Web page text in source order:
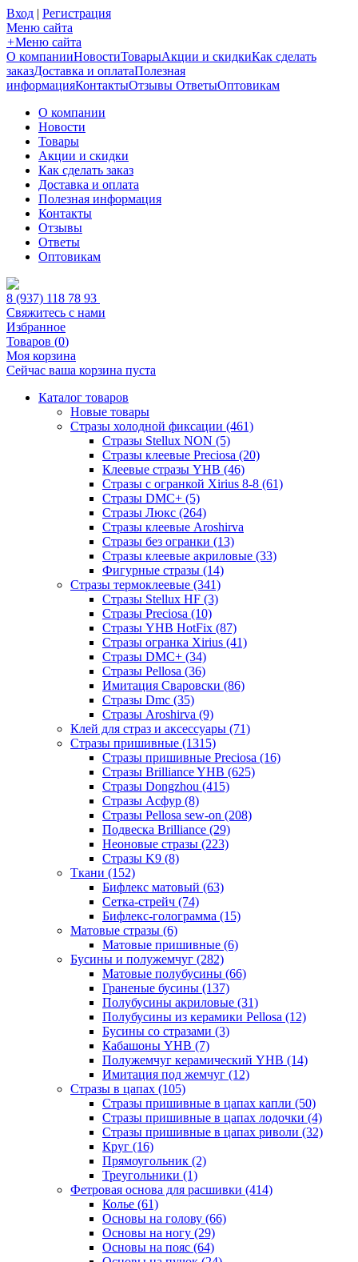
Вход | Регистрация
Меню сайта
+Меню сайта
О компанииНовостиТоварыАкции и скидкиКак сделать
заказДоставка и оплатаПолезная
информацияКонтактыОтзывы ОтветыОптовикам
О компании
Новости
Товары
Акции и скидки
Как сделать заказ
Доставка и оплата
Полезная информация
Контакты
Отзывы
Ответы
Оптовикам
8 (937) 118 78 93
Свяжитесь с нами
Избранное
Товаров (0)
Моя корзина
Сейчас ваша корзина пуста
Каталог товаров
Новые товары
Стразы холодной фиксации (461)
Стразы Stellux NON (5)
Стразы клеевые Preciosa (20)
Клеевые стразы YHB (46)
Стразы с огранкой Xirius 8-8 (61)
Стразы DMC+ (5)
Стразы Люкс (264)
Стразы клеевые Aroshirva
Стразы без огранки (13)
Стразы клеевые акриловые (33)
Фигурные стразы (14)
Стразы термоклеевые (341)
Стразы Stellux HF (3)
Стразы Preciosa (10)
Стразы YHB HotFix (87)
Стразы огранка Xirius (41)
Стразы DMC+ (34)
Стразы Pellosa (36)
Имитация Сваровски (86)
Стразы Dmc (35)
Стразы Aroshirva (9)
Клей для страз и аксессуары (71)
Стразы пришивные (1315)
Стразы пришивные Preciosa (16)
Стразы Brilliance YHB (625)
Стразы Dongzhou (415)
Стразы Асфур (8)
Стразы Pellosa sew-on (208)
Подвеска Brilliance (29)
Неоновые стразы (223)
Стразы K9 (8)
Ткани (152)
Бифлекс матовый (63)
Сетка-стрейч (74)
Бифлекс-голограмма (15)
Матовые стразы (6)
Матовые пришивные (6)
Бусины и полужемчуг (282)
Матовые полубусины (66)
Граненые бусины (137)
Полубусины акриловые (31)
Полубусины из керамики Pellosa (12)
Бусины со стразами (3)
Кабашоны YHB (7)
Полужемчуг керамический YHB (14)
Имитация под жемчуг (12)
Стразы в цапах (105)
Стразы пришивные в цапах капли (50)
Стразы пришивные в цапах лодочки (4)
Стразы пришивные в цапах риволи (32)
Круг (16)
Прямоугольник (2)
Треугольники (1)
Фетровая основа для расшивки (414)
Колье (61)
Основы на голову (66)
Основы на ногу (29)
Основы на пояс (64)